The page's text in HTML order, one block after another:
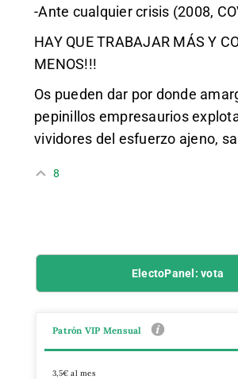
-Ante cualquier crisis (2008,
HAY QUE TRABAJAR MÁS Y
MENOS!!!
Os pueden dar por donde
pepinillos empresaurios
vividores del esfuerzo ajeno,
8
ElectoPanel: vota
Patrón VIP Mensual
3,5€ al mes